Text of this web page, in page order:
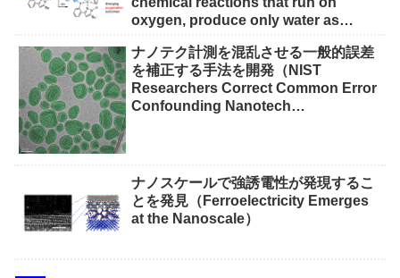
oxygen, produce only water as
ナノテク計測を混乱させる一般的誤差
を補正する手法を開発（NIST
Researchers Correct Common Error
Confounding Nanotech
ナノスケールで強誘電性が発現するこ
とを発見（Ferroelectricity Emerges
at the Nanoscale）